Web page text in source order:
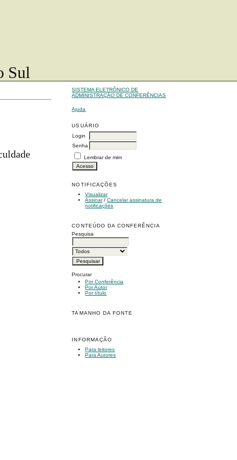
Sul
SISTEMA ELETRÔNICO DE
ADMINISTRAÇÃO DE CONFERÊNCIAS
Ajuda
USUÁRIO
Login
Senha
Lembrar de mim
NOTIFICAÇÕES
Visualizar
Assinar/Cancelar assinatura de
notificações
CONTEÚDO DA CONFERÊNCIA
Pesquisa
Procurar
Por Conferência
Por Autor
Por título
TAMANHO DA FONTE
INFORMAÇÃO
Para leitores
Para Autores